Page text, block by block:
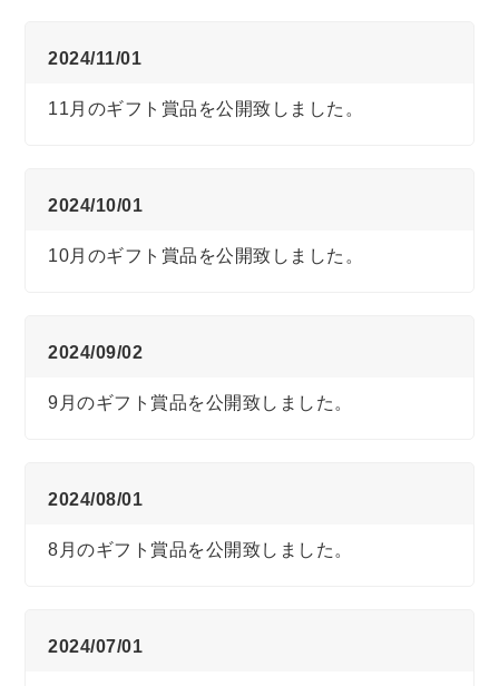
2024/11/01
11月のギフト賞品を公開致しました。
2024/10/01
10月のギフト賞品を公開致しました。
2024/09/02
9月のギフト賞品を公開致しました。
2024/08/01
8月のギフト賞品を公開致しました。
2024/07/01